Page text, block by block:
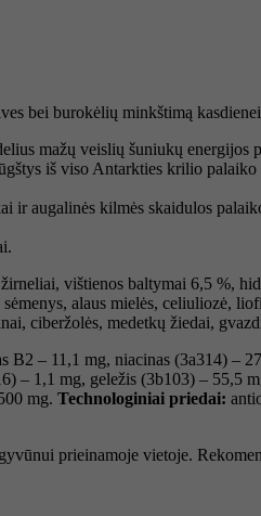
bei burokėlių minkštimą
mažų veislių šuniukų
iš viso Antarkties krilio
augalinės kilmės skaidulos
vištienos baltymai 6,5 %,
alaus mielės, celiuliozė,
ciberžolės, medetkų žiedai,
– 11,1 mg, niacinas (3a314) –
– 1,1 mg, geležis (3b103) – 55,5
mg. Technologiniai priedai:
prieinamoje vietoje.